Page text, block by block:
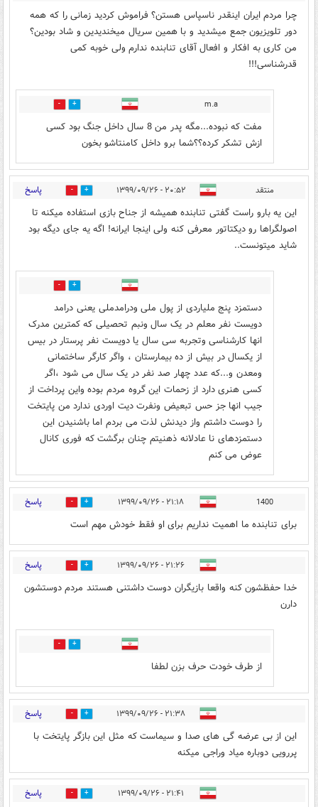
چرا مردم ایران اینقدر ناسپاس هستن؟ فراموش کردید زمانی را که همه
دور تلویزیون جمع میشدید و با همین سریال میخندیدین و شاد بودین؟
من کاری به افکار و افعال آقای تنابنده ندارم ولی خوبه کمی
قدرشناسی!!!
m.a
10
مفت که نبوده...مگه پدر من 8 سال داخل جنگ بود کسی
ازش تشکر کرده؟؟شما برو داخل کامنتاشو بخون
منتقد ۲۰:۵۲ - ۱۳۹۹/۰۹/۲۶ 6 پاسخ
این یه بارو راست گفتی تنابنده همیشه از جناح بازی استفاده میکنه تا
اصولگراها رو دیکتاتور معرفی کنه ولی اینجا ایرانه! اگه یه جای دیگه بود
شاید میتونست..
9
دستمزد پنج ملیاردی از پول ملی ودرامدملی یعنی درامد
دویست نفر معلم در یک سال ونبم تحصیلی که کمترین مدرک
انها کارشناسی وتجربه سی سال یا دویست نفر پرستار در بیس
از یکسال در بیش از ده بیمارستان ، واگر کارگر ساختمانی
ومعدن و...که عدد چهار صد نفر در یک سال می شود ،اگر
کسی هنری دارد از زحمات این گروه مردم بوده واین پرداخت از
جیب انها جز حس تبعیض ونفرت دیت اوردی ندارد من پایتخت
را دوست داشتم واز دیدنش لذت می بردم اما باشنیدن این
دستمزدهای نا عادلانه ذهنیتم چنان برگشت که فوری کانال
عوض می کنم
1400 ۲۱:۱۸ - ۱۳۹۹/۰۹/۲۶ 7 پاسخ
برای تنابنده ما اهمیت نداریم برای او فقط خودش مهم است
۲۱:۲۶ - ۱۳۹۹/۰۹/۲۶ 5 پاسخ
خدا حفظشون کنه واقعا بازیگران دوست داشتنی هستند مردم دوستشون
دارن
2
از طرف خودت حرف بزن لطفا
۲۱:۳۸ - ۱۳۹۹/۰۹/۲۶ 7 پاسخ
این از بی عرضه گی های صدا و سیماست که مثل این بازگر پایتخت با
پررویی دوباره میاد وراجی میکنه
۲۱:۴۱ - ۱۳۹۹/۰۹/۲۶ 4 پاسخ